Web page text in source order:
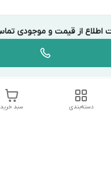
اطلاع از قیمت و موجودی
سبد خرید دسته‌بندی